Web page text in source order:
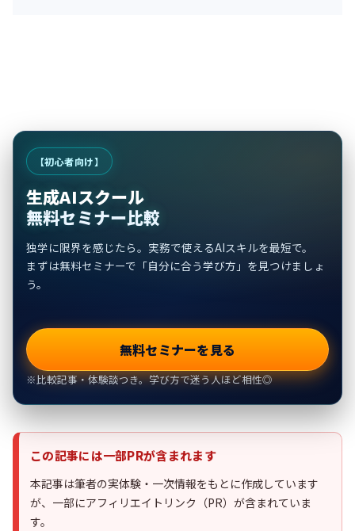
【初心者向け】
生成AIスクール
無料セミナー比較
独学に限界を感じたら。実務で使えるAIスキルを最短で。
まずは無料セミナーで「自分に合う学び方」を見つけましょ
う。
無料セミナーを見る
※比較記事・体験談つき。学び方で迷う人ほど相性◎
この記事には一部PRが含まれます
本記事は筆者の実体験・一次情報をもとに作成しています
が、一部にアフィリエイトリンク（PR）が含まれていま
す。